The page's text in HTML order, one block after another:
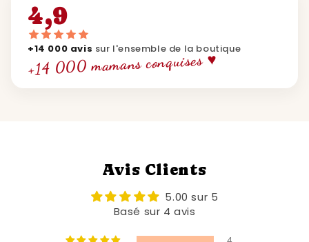
4,9
+14 000 avis sur l'ensemble de la boutique
+14 000 mamans conquises ♥
Avis Clients
5.00 sur 5
Basé sur 4 avis